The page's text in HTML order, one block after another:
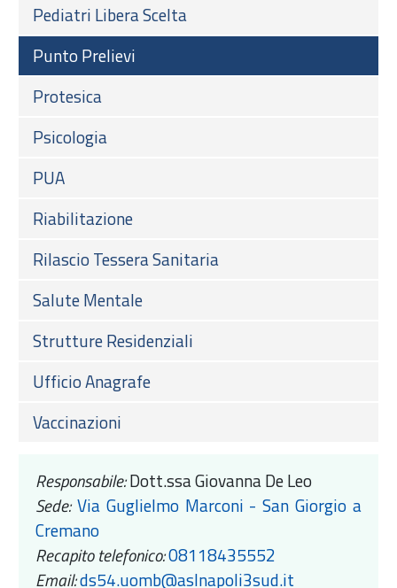
Pediatri Libera Scelta
Punto Prelievi
Protesica
Psicologia
PUA
Riabilitazione
Rilascio Tessera Sanitaria
Salute Mentale
Strutture Residenziali
Ufficio Anagrafe
Vaccinazioni
Responsabile:Dott.ssa Giovanna De Leo
Sede: Via Guglielmo Marconi - San Giorgio a
Cremano
Recapito telefonico:08118435552
Email:ds54.uomb@aslnapoli3sud.it